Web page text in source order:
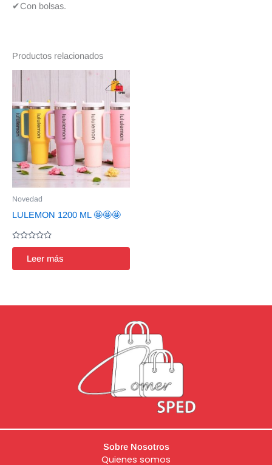
✔Con bolsas.
Productos relacionados
Novedad
LULEMON 1200 ML 🤩🤩🤩
Valorado
de
Leer más
Sobre Nosotros
Quienes somos